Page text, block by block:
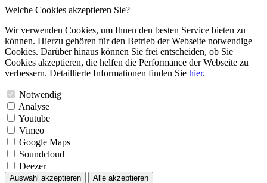
Welche Cookies akzeptieren Sie?
Wir verwenden Cookies, um Ihnen den besten Service bieten zu
können. Hierzu gehören für den Betrieb der Webseite notwendige
Cookies. Darüber hinaus können Sie frei entscheiden, ob Sie
Cookies akzeptieren, die helfen die Performance der Webseite zu
verbessern. Detaillierte Informationen finden Sie hier.
Notwendig
Analyse
Youtube
Vimeo
Google Maps
Soundcloud
Deezer
Auswahl akzeptieren Alle akzeptieren